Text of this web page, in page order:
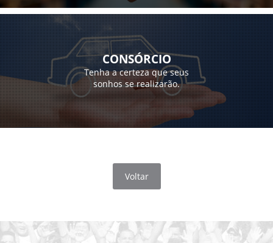
CONSÓRCIO
Tenha a certeza que seus
sonhos se realizarão.
Voltar